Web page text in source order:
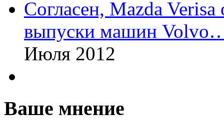
Согласен, Mazda
выпуски машин
Июля 2012
Ваше мнение